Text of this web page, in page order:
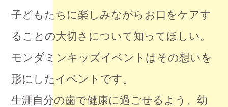
子どもたちに楽しみながらお口をケアす
ることの大切さについて知ってほしい。
モンダミンキッズイベントはその想いを
形にしたイベントです。
生涯自分の歯で健康に過ごせるよう、幼